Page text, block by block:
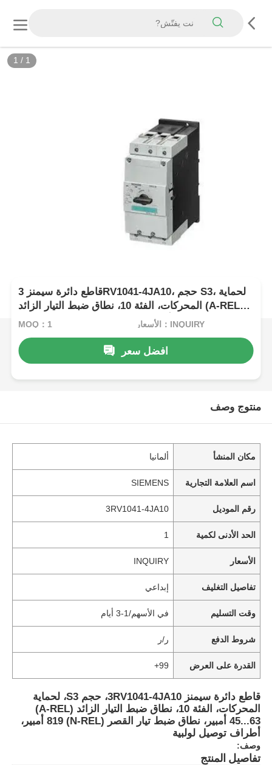
1 / 1
قاطع دائرة سيمنز 3RV1041-4JA10، حجم S3، لحماية
المحركات، الفئة 10، نطاق ضبط التيار الزائد (A-REL)
45...63 أمبير، نطاق ضبط تيار القصر (N-REL) 819
MOQ：1 الأسعار：INQUIRY
افضل سعر
منتوج وصف
مكان المنشأ ألمانيا
اسم العلامة التجارية SIEMENS
رقم الموديل 3RV1041-4JA10
الحد الأدنى لكمية 1
الأسعار INQUIRY
تفاصيل التغليف إبداعي
وقت التسليم في الأسهم/1-3 أيام
شروط الدفع ر/ر
القدرة على العرض 99+
قاطع دائرة سيمنز 3RV1041-4JA10، حجم S3، لحماية
المحركات، الفئة 10، نطاق ضبط التيار الزائد (A-REL)
45...63 أمبير، نطاق ضبط تيار القصر (N-REL) 819 أمبير،
أطراف توصيل لولبية
وصف:
تفاصيل المنتج